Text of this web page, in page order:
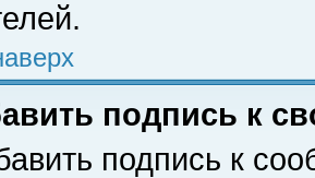
подпись к
подпись к